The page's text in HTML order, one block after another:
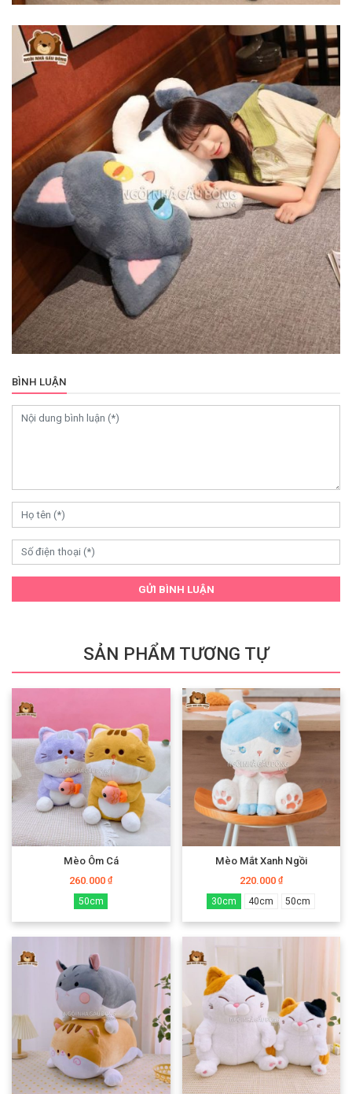
BÌNH LUẬN
GỬI BÌNH LUẬN
SẢN PHẨM TƯƠNG TỰ
Mèo Ôm Cá
260.000₫
50cm
Mèo Mắt Xanh Ngồi
220.000 ₫
30cm 40cm 50cm